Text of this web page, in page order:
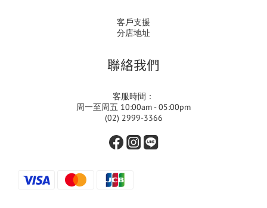
客戶支援
分店地址
聯絡我們
客服時間：
周一至周五 10:00am - 05:00pm
(02) 2999-3366